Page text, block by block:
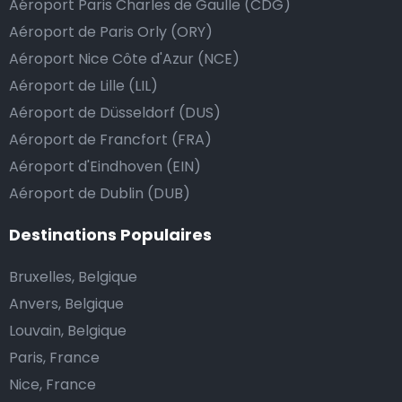
le prix de la course au montant supérieur, ou de dire
au chauffeur de ne pas rendre la monnaie après lui
avoir donné un billet plus élevé que le prix de la
course.
Combien coûte une navette d’aéroport à
Cerveteri?
L’un des plus gros avantages des transports
pour votre navette.
Contrairement aux taxis traditionnels, nous n’ajoutons
pas de frais supplémentaires au prix d’une course en
chercher ou pour l’attente si votre vol a du retard.
Aéroport Paris Charles de Gaulle (CDG)
Aéroport de Paris Orly (ORY)
Aéroport Nice Côte d'Azur (NCE)
Aéroport de Lille (LIL)
Aéroport de Düsseldorf (DUS)
Aéroport de Francfort (FRA)
Aéroport d'Eindhoven (EIN)
Aéroport de Dublin (DUB)
Destinations Populaires
Bruxelles, Belgique
Anvers, Belgique
Louvain, Belgique
Paris, France
Nice, France